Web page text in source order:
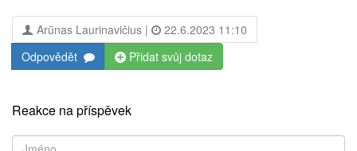
Arūnas Laurinavičius |
22.6.2023 11:10
Odpovědět
Přidat svůj dotaz
Reakce na příspěvek